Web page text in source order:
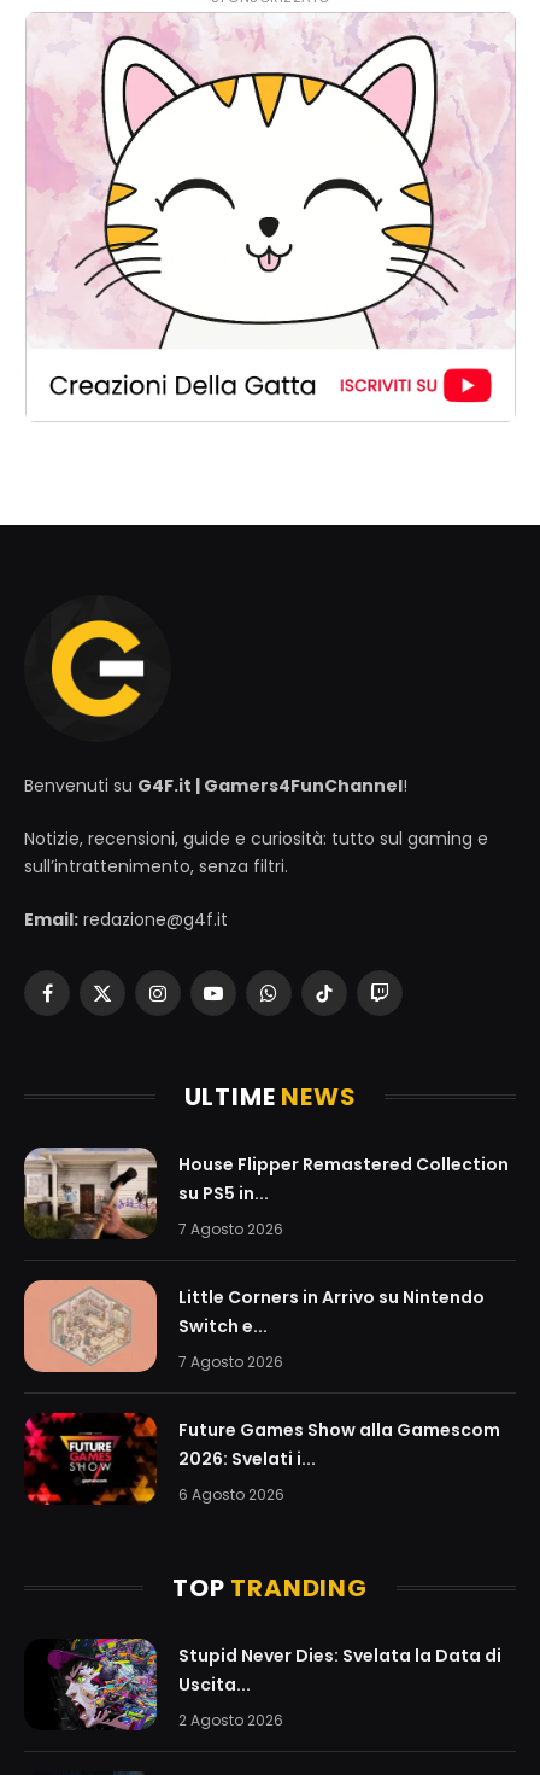
Benvenuti su G4F.it | Gamers4FunChannel!
Notizie, recensioni, guide e curiosità: tutto sul gaming e
sull’intrattenimento, senza filtri.
Email: redazione@g4f.it
Facebook
X
InstagramYouTubeWhatsAppTikTokTwitch
ULTIME NEWS
House Flipper Remastered Collection
su PS5 in...
7 Agosto 2026
Little Corners in Arrivo su Nintendo
Switch e...
7 Agosto 2026
Future Games Show alla Gamescom
2026: Svelati i...
6 Agosto 2026
TOP TRANDING
Stupid Never Dies: Svelata la Data di
Uscita...
2 Agosto 2026